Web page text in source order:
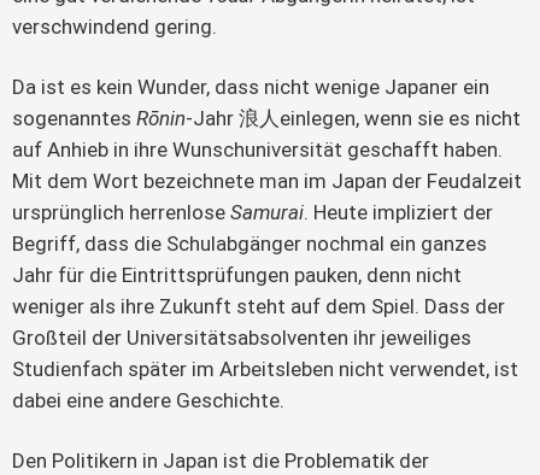
verschwindend gering.
Da ist es kein Wunder, dass nicht wenige Japaner ein
sogenanntes Rōnin-Jahr 浪人einlegen, wenn sie es nicht
auf Anhieb in ihre Wunschuniversität geschafft haben.
Mit dem Wort bezeichnete man im Japan der Feudalzeit
ursprünglich herrenlose Samurai. Heute impliziert der
Begriff, dass die Schulabgänger nochmal ein ganzes
Jahr für die Eintrittsprüfungen pauken, denn nicht
weniger als ihre Zukunft steht auf dem Spiel. Dass der
Großteil der Universitätsabsolventen ihr jeweiliges
Studienfach später im Arbeitsleben nicht verwendet, ist
dabei eine andere Geschichte.
Den Politikern in Japan ist die Problematik der